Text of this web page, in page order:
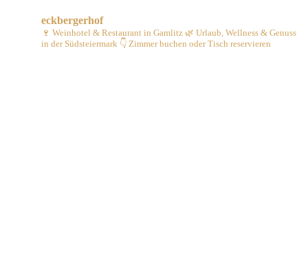
eckbergerhof
🍷 Weinhotel & Restaurant in Gamlitz 🌿 Urlaub, Wellness & Genuss
in der Südsteiermark 👇 Zimmer buchen oder Tisch reservieren